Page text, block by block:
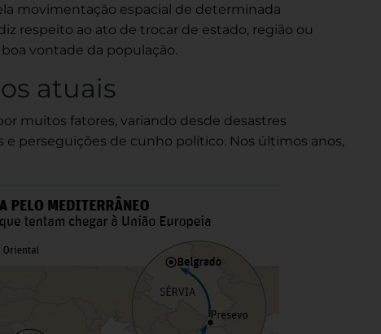
movimentação espacial de determinada
respeito ao ato de trocar de estado, região ou
vontade da população.
atuais
muitos fatores, variando desde desastres
perseguições de cunho político. Nos últimos anos,